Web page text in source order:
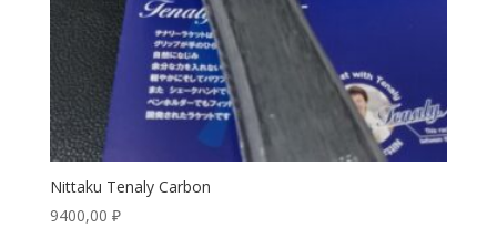
Nittaku Tenaly Carbon
9400,00 ₽